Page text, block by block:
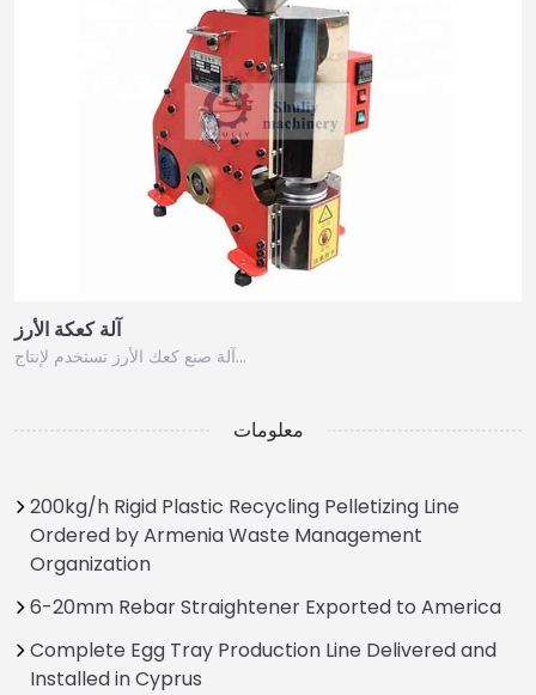
آلة كعكة الأرز
آلة صنع كعك الأرز تستخدم لإنتاج…
معلومات
200kg/h Rigid Plastic Recycling Pelletizing Line
Ordered by Armenia Waste Management
Organization
6-20mm Rebar Straightener Exported to America
Complete Egg Tray Production Line Delivered and
Installed in Cyprus